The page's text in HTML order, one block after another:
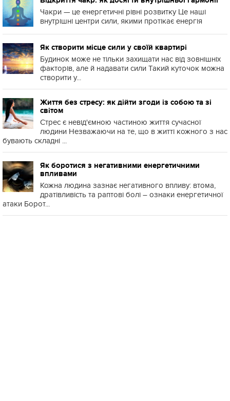
Чакри — це енергетичні рівні розвитку Це наші
внутрішні центри сили, якими протікає енергія
Як створити місце сили у своїй квартирі
Будинок може не тільки захищати нас від зовнішніх
факторів, але й надавати сили Такий куточок можна
створити у...
Життя без стресу: як дійти згоди із собою та зі
світом
Стрес є невід'ємною частиною життя сучасної
людини Незважаючи на те, що в житті кожного з нас
бувають складні ...
Як боротися з негативними енергетичними
впливами
Кожна людина зазнає негативного впливу: втома,
дратівливість та раптові болі – ознаки енергетичної
атаки Борот...